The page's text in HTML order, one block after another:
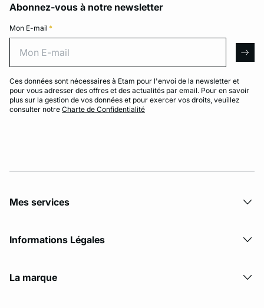
Abonnez-vous à notre newsletter
Mon E-mail *
Ces données sont nécessaires à Etam pour l'envoi de la newsletter et
pour vous adresser des offres et des actualités par email. Pour en savoir
plus sur la gestion de vos données et pour exercer vos droits, veuillez
consulter notre Charte de Confidentialité
Mes services
Informations Légales
La marque